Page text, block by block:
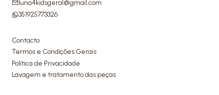
luna4kidsgeral@gmail.com
351925773326
Contacto
Termos e Condições Gerais
Política de Privacidade
Lavagem e tratamento das peças